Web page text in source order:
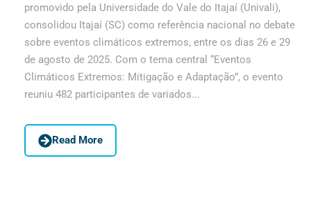
promovido pela Universidade do Vale do Itajaí (Univali),
consolidou Itajaí (SC) como referência nacional no debate
sobre eventos climáticos extremos, entre os dias 26 e 29
de agosto de 2025. Com o tema central “Eventos
Climáticos Extremos: Mitigação e Adaptação”, o evento
reuniu 482 participantes de variados...
Read More